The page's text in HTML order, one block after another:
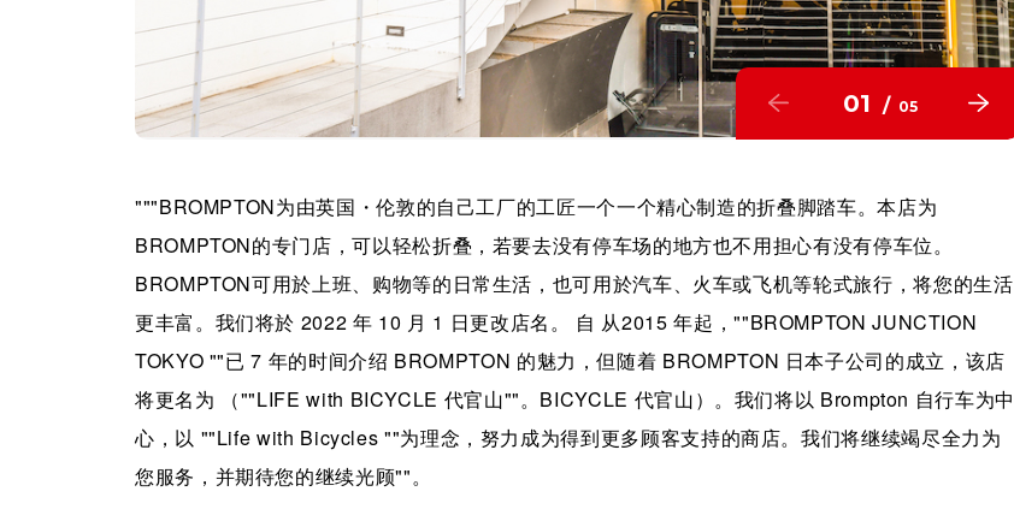
01 / 05
"""BROMPTON为由英国・伦敦的自己工厂的工匠一个一个精心制造的折叠脚踏车。本店为
BROMPTON的专门店，可以轻松折叠，若要去没有停车场的地方也不用担心有没有停车位。
BROMPTON可用於上班、购物等的日常生活，也可用於汽车、火车或飞机等轮式旅行，将您的生活
更丰富。我们将於 2022 年 10 月 1 日更改店名。 自 从2015 年起，""BROMPTON JUNCTION
TOKYO ""已 7 年的时间介绍 BROMPTON 的魅力，但随着 BROMPTON 日本子公司的成立，该店
将更名为 （""LIFE with BICYCLE 代官山""。BICYCLE 代官山）。我们将以 Brompton 自行车为中
心，以 ""Life with Bicycles ""为理念，努力成为得到更多顾客支持的商店。我们将继续竭尽全力为
您服务，并期待您的继续光顾""。